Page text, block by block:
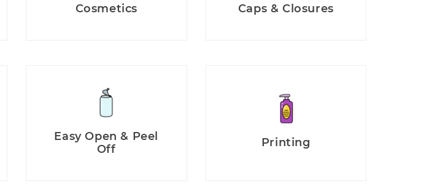
Cosmetics Caps & Closures
Easy Open & Peel
Off
Printing